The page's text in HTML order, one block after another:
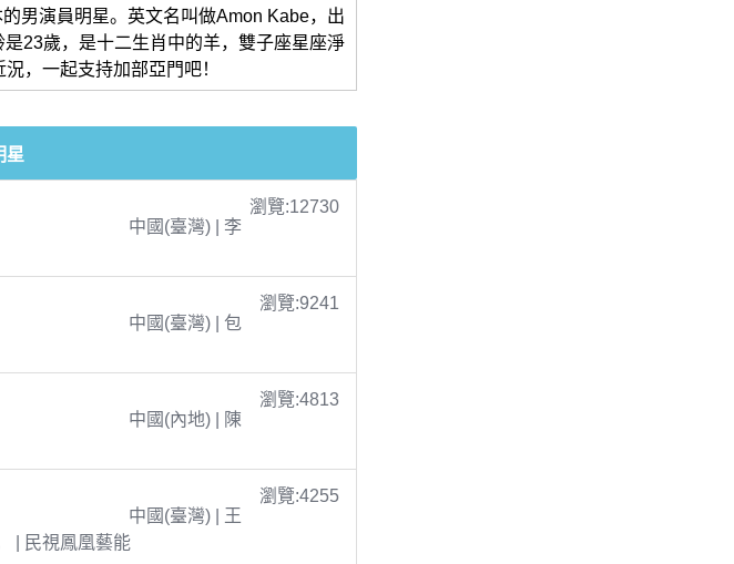
男演員明星。英文名叫做Amon Kabe，出
23歲，是十二生肖中的羊，雙子座星座淨
，一起支持加部亞門吧！
星
瀏覽:12730
中國(臺灣) | 李
瀏覽:9241
中國(臺灣) | 包
瀏覽:4813
中國(內地) | 陳
瀏覽:4255
中國(臺灣) | 王
| 民視鳳凰藝能